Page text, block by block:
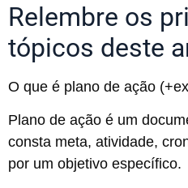
Relembre os
tópicos deste
O que é plano de ação
Plano de ação é um
consta meta, atividade,
por um objetivo específico.